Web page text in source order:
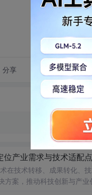
分享 转发到动态
位产业需求与技术适配
在技术转移、成果转化、
案，推动科技创新与产业